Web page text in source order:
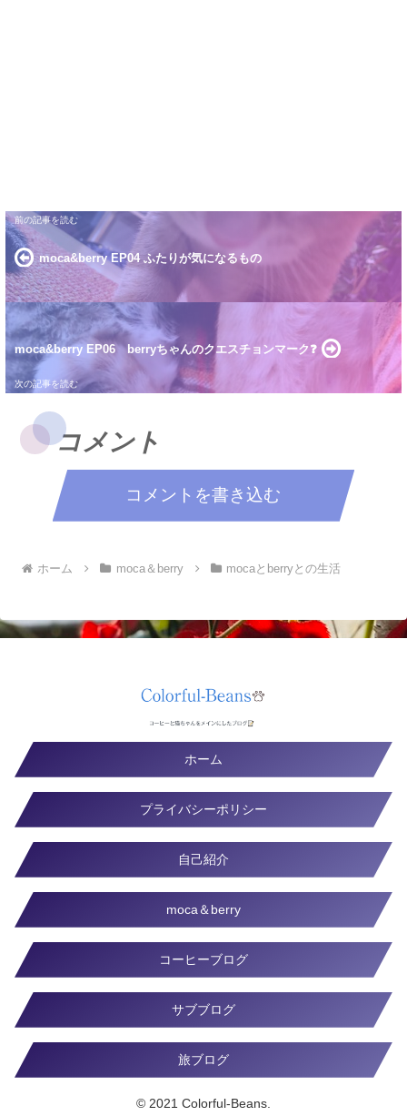
moca&berry EP04 ふたりが気になるもの
moca&berry EP06 berryちゃんのクエスチョンマーク❓
コメント
コメントを書き込む
ホーム moca＆berry mocaとberryとの生活
ホーム
プライバシーポリシー
自己紹介
moca＆berry
コーヒーブログ
サブブログ
旅ブログ
© 2021 Colorful-Beans.